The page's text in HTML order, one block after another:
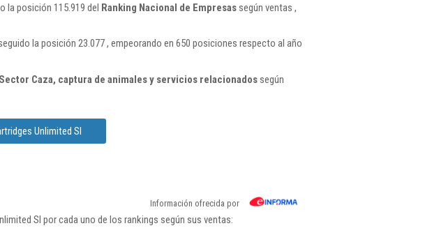
la posición 115.919 del Ranking Nacional de Empresassegún ventas ,
la posición 23.077 , empeorando en 650 posiciones respecto al año
Caza, captura de animales y servicios relacionadossegún
Unlimited Sl
Información ofrecida por
Sl por cada uno de los rankings según sus ventas: